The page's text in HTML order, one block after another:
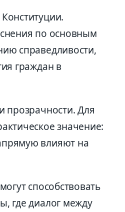
по основным
справедливости,
граждан в
прозрачности. Для
значение:
влияют на
способствовать
где диалог между